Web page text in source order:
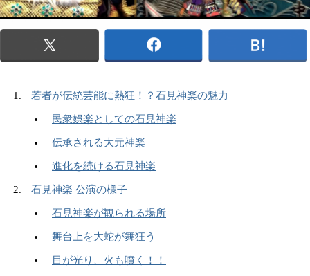
若者が伝統芸能に熱狂！？石見神楽の魅力
民衆娯楽としての石見神楽
伝承される大元神楽
進化を続ける石見神楽
石見神楽 公演の様子
石見神楽が観られる場所
舞台上を大蛇が舞狂う
目が光り、火も噴く！！